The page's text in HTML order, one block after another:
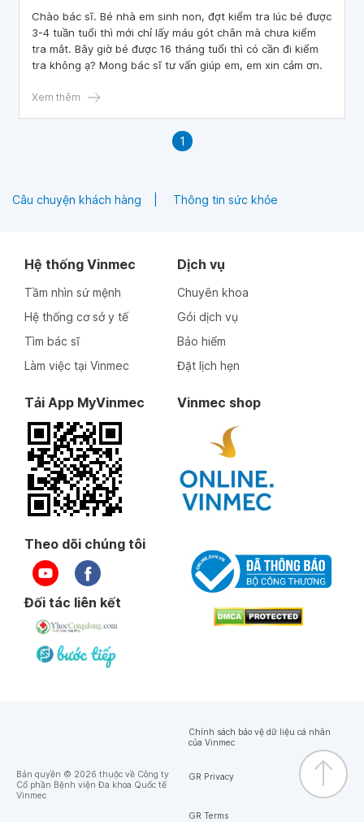
Chào bác sĩ. Bé nhà em sinh non, đợt kiểm tra lúc bé được
3-4 tuần tuổi thì mới chỉ lấy máu gót chân mà chưa kiểm
tra mắt. Bây giờ bé được 16 tháng tuổi thì có cần đi kiểm
tra không ạ? Mong bác sĩ tư vấn giúp em, em xin cảm ơn.
Xem thêm
1
Câu chuyện khách hàng Thông tin sức khỏe
Hệ thống Vinmec
Tầm nhìn sứ mệnh
Hệ thống cơ sở y tế
Tìm bác sĩ
Làm việc tại Vinmec
Dịch vụ
Chuyên khoa
Gói dịch vụ
Bảo hiểm
Đặt lịch hẹn
Tải App MyVinmec Vinmec shop
Theo dõi chúng tôi
Đối tác liên kết
Bản quyền © 2026 thuộc về Công ty
Cổ phần Bệnh viện Đa khoa Quốc tế
Vinmec
Chính sách bảo vệ dữ liệu cá nhân
của Vinmec
GR Privacy
GR Terms